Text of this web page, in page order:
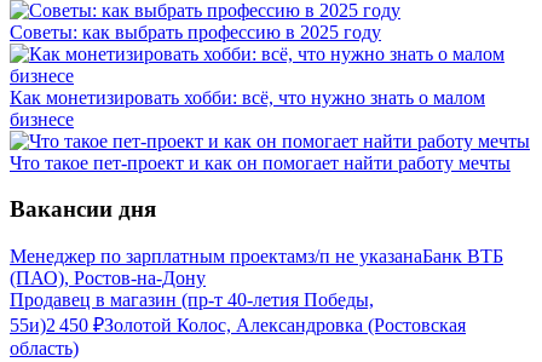
Советы: как выбрать профессию в 2025 году
Как монетизировать хобби: всё, что нужно знать о малом
бизнесе
Что такое пет-проект и как он помогает найти работу мечты
Вакансии дня
Менеджер по зарплатным проектамз/п не указанаБанк ВТБ
(ПАО), Ростов-на-Дону
Продавец в магазин (пр-т 40-летия Победы,
55и)2 450 ₽Золотой Колос, Александровка (Ростовская
область)